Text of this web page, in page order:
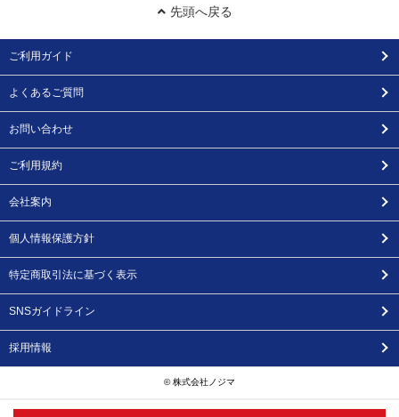
先頭へ戻る
ご利用ガイド
よくあるご質問
お問い合わせ
ご利用規約
会社案内
個人情報保護方針
特定商取引法に基づく表示
SNSガイドライン
採用情報
© 株式会社ノジマ